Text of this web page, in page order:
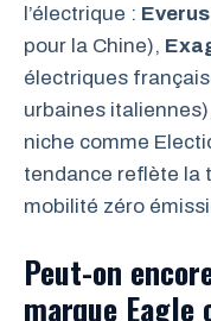
l’électrique : Everus
pour la Chine),
électriques
urbaines
niche comme
tendance reflète la
mobilité zéro
Peut-on
marque Eagle